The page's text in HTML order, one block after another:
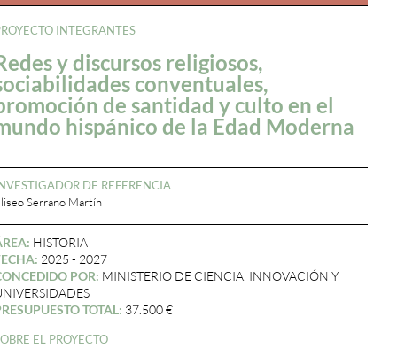
INTEGRANTES
y discursos religiosos,
conventuales,
de santidad y culto en el
hispánico de la Edad Moderna
DE REFERENCIA
Serrano Martín
HISTORIA
2025 - 2027
POR: MINISTERIO DE CIENCIA, INNOVACIÓN Y
TOTAL: 37.500 €
EL PROYECTO